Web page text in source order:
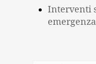
Interventi
emergenza